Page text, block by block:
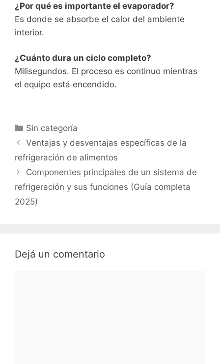
¿Por qué es importante el evaporador?
Es donde se absorbe el calor del ambiente
interior.
¿Cuánto dura un ciclo completo?
Milisegundos. El proceso es continuo mientras
el equipo está encendido.
Categorías
Sin categoría
Ventajas y desventajas específicas de la
refrigeración de alimentos
Componentes principales de un sistema de
refrigeración y sus funciones (Guía completa
2025)
Dejá un comentario